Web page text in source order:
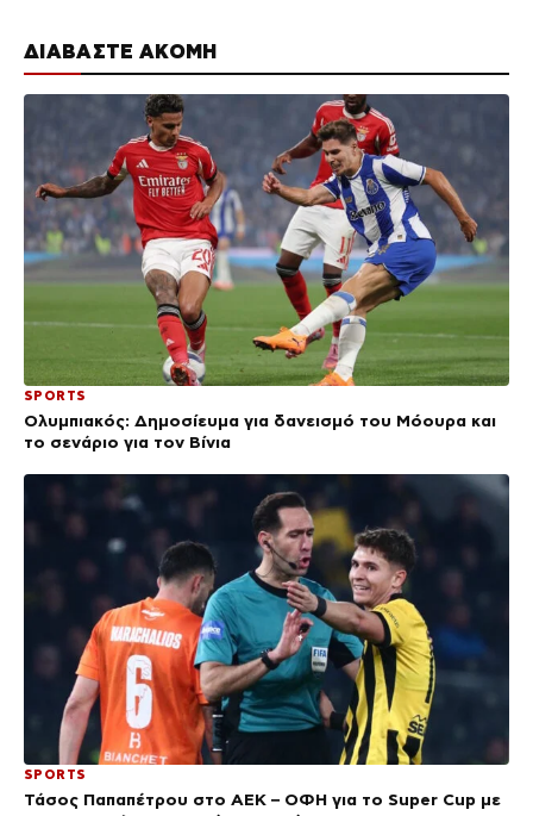
ΔΙΑΒΑΣΤΕ ΑΚΟΜΗ
SPORTS
Ολυμπιακός: Δημοσίευμα για δανεισμό του Μόουρα και
το σενάριο για τον Βίνια
SPORTS
Τάσος Παπαπέτρου στο ΑΕΚ – ΟΦΗ για το Super Cup με